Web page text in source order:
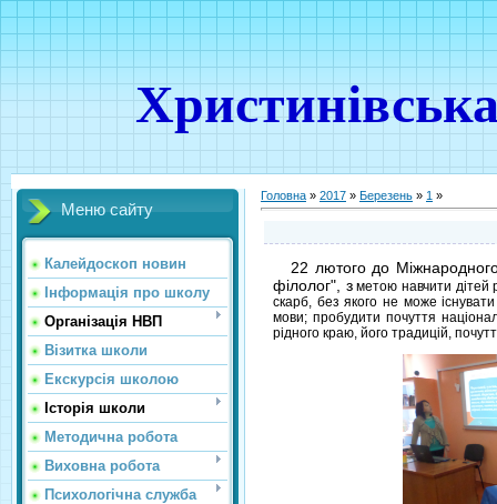
Меню сайту
Калейдоскоп новин
Інформація про школу
Організація НВП
Візитка школи
Екскурсія школою
Історія школи
Методична робота
Виховна робота
Психологічна служба
Головна » 2017 » Березень » 1 »
22 лютого до
філолог", зметою навчити дітей
скарб, без якого не може
мови; пробудити почуття
рідного краю, його традицій,